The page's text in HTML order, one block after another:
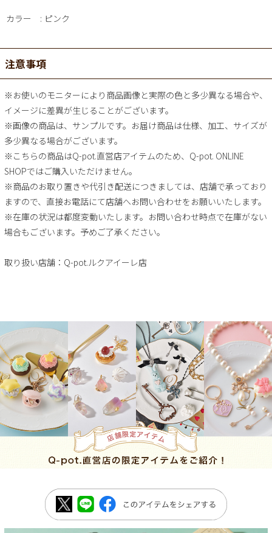
カラー ピンク
注意事項
※お使いのモニターにより商品画像と実際の色と多少異なる場合や、
イメージに差異が生じることがございます。
※画像の商品は、サンプルです。お届け商品は仕様、加工、サイズが
多少異なる場合がございます。
※こちらの商品はQ-pot.直営店アイテムのため、Q-pot. ONLINE
SHOPではご購入いただけません。
※商品のお取り置きや代引き配送につきましては、店舗で承っており
ますので、直接お電話にて店舗へお問い合わせをお願いいたします。
※在庫の状況は都度変動いたします。お問い合わせ時点で在庫がない
場合もございます。予めご了承ください。
取り扱い店舗：Q-pot.ルクアイーレ店